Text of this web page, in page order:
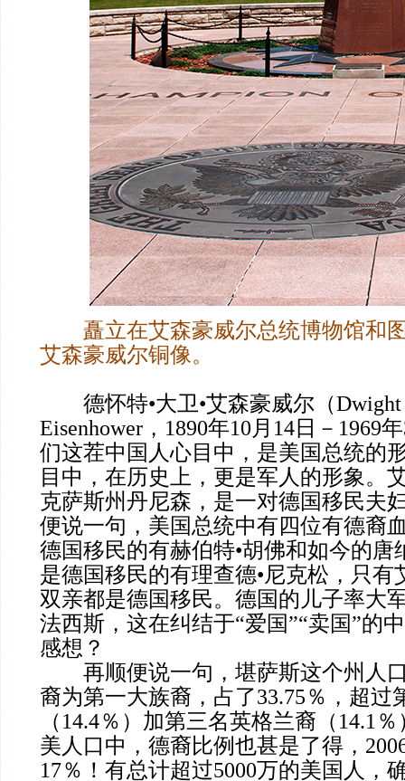
矗立在艾森豪威尔总统博物馆和
艾森豪威尔铜像。
德怀特•大卫•艾森豪威尔（Dwight
Eisenhower，1890年10月14日－1969
们这茬中国人心目中，是美国总统的
目中，在历史上，更是军人的形象。
克萨斯州丹尼森，是一对德国移民
便说一句，美国总统中有四位有德裔
德国移民的有赫伯特•胡佛和如今的唐
是德国移民的有理查德•尼克松，只有
双亲都是德国移民。德国的儿子率大
法西斯，这在纠结于“爱国”“卖国”的
感想？
再顺便说一句，堪萨斯这个州人
裔为第一大族裔，占了33.75％，超过
（14.4％）加第三名英格兰裔（14.1
美人口中，德裔比例也甚是了得，
17％！有总计超过5000万的美国人，